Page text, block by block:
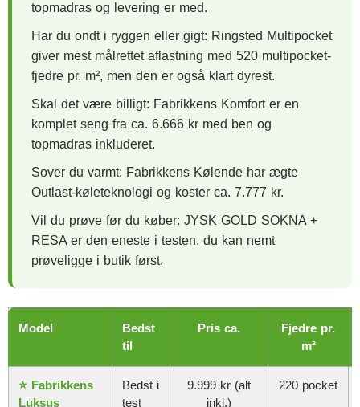
topmadras og levering er med.
Har du ondt i ryggen eller gigt: Ringsted Multipocket
giver mest målrettet aflastning med 520 multipocket-
fjedre pr. m², men den er også klart dyrest.
Skal det være billigt: Fabrikkens Komfort er en
komplet seng fra ca. 6.666 kr med ben og
topmadras inkluderet.
Sover du varmt: Fabrikkens Kølende har ægte
Outlast-køleteknologi og koster ca. 7.777 kr.
Vil du prøve før du køber: JYSK GOLD SOKNA +
RESA er den eneste i testen, du kan nemt
prøveligge i butik først.
Model
Bedst
til
Pris ca.
Fjedre pr.
m²
⭐ Fabrikkens
Luksus
Bedst i
test
9.999 kr (alt
inkl.)
220 pocket